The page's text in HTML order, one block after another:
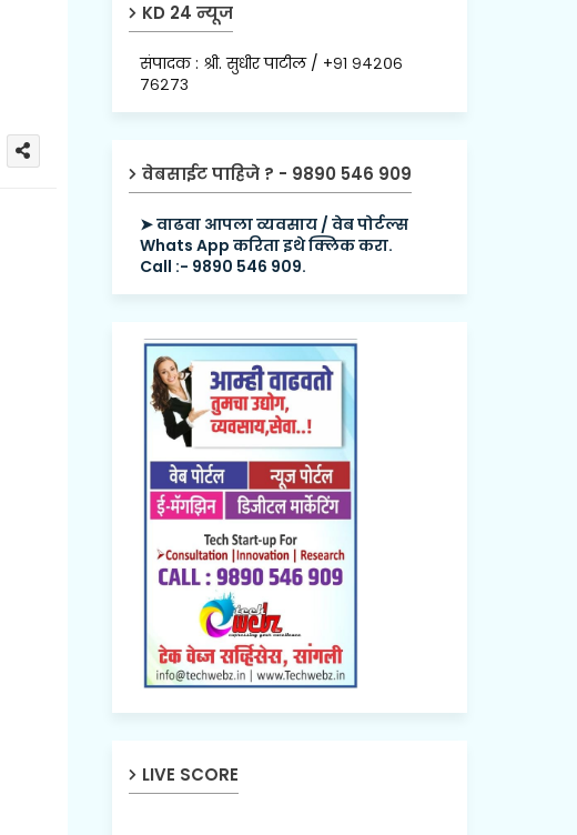
KD 24 न्यूज
संपादक : श्री. सुधीर पाटील / +९१ ९४२०६
७६२७३
वेबसाईट पाहिजे ? - 9890 546 909
➤ वाढवा आपला व्यवसाय / वेब पोर्टल्स
Whats App करिता इथे क्लिक करा.
Call :- 9890 546 909.
LIVE SCORE